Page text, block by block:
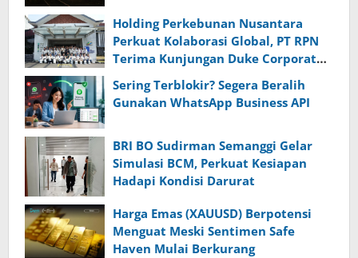
Operasional Pasca Gempa
Pangandaran
Holding Perkebunan Nusantara
Perkuat Kolaborasi Global, PT RPN
Terima Kunjungan Duke Corporate
Sering Terblokir? Segera Beralih
Gunakan WhatsApp Business API
BRI BO Sudirman Semanggi Gelar
Simulasi BCM, Perkuat Kesiapan
Hadapi Kondisi Darurat
Harga Emas (XAUUSD) Berpotensi
Menguat Meski Sentimen Safe
Haven Mulai Berkurang